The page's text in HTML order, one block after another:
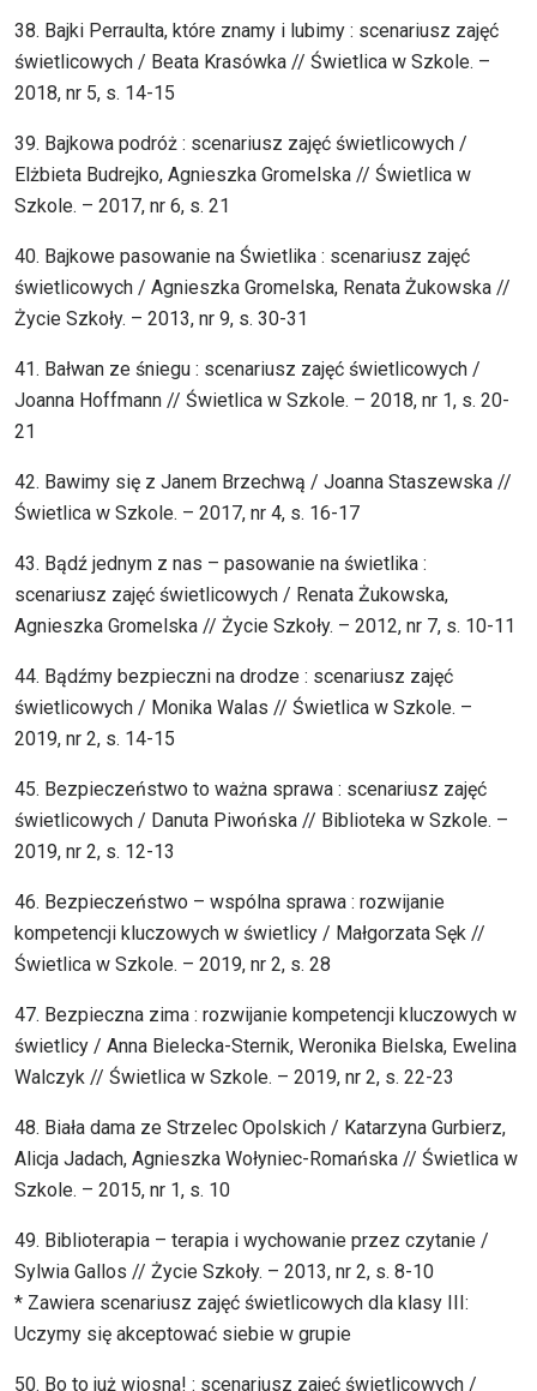
38. Bajki Perraulta, które znamy i lubimy : scenariusz zajęć
świetlicowych / Beata Krasówka // Świetlica w Szkole. –
2018, nr 5, s. 14-15
39. Bajkowa podróż : scenariusz zajęć świetlicowych /
Elżbieta Budrejko, Agnieszka Gromelska // Świetlica w
Szkole. – 2017, nr 6, s. 21
40. Bajkowe pasowanie na Świetlika : scenariusz zajęć
świetlicowych / Agnieszka Gromelska, Renata Żukowska //
Życie Szkoły. – 2013, nr 9, s. 30-31
41. Bałwan ze śniegu : scenariusz zajęć świetlicowych /
Joanna Hoffmann // Świetlica w Szkole. – 2018, nr 1, s. 20-
21
42. Bawimy się z Janem Brzechwą / Joanna Staszewska //
Świetlica w Szkole. – 2017, nr 4, s. 16-17
43. Bądź jednym z nas – pasowanie na świetlika :
scenariusz zajęć świetlicowych / Renata Żukowska,
Agnieszka Gromelska // Życie Szkoły. – 2012, nr 7, s. 10-11
44. Bądźmy bezpieczni na drodze : scenariusz zajęć
świetlicowych / Monika Walas // Świetlica w Szkole. –
2019, nr 2, s. 14-15
45. Bezpieczeństwo to ważna sprawa : scenariusz zajęć
świetlicowych / Danuta Piwońska // Biblioteka w Szkole. –
2019, nr 2, s. 12-13
46. Bezpieczeństwo – wspólna sprawa : rozwijanie
kompetencji kluczowych w świetlicy / Małgorzata Sęk //
Świetlica w Szkole. – 2019, nr 2, s. 28
47. Bezpieczna zima : rozwijanie kompetencji kluczowych w
świetlicy / Anna Bielecka-Sternik, Weronika Bielska, Ewelina
Walczyk // Świetlica w Szkole. – 2019, nr 2, s. 22-23
48. Biała dama ze Strzelec Opolskich / Katarzyna Gurbierz,
Alicja Jadach, Agnieszka Wołyniec-Romańska // Świetlica w
Szkole. – 2015, nr 1, s. 10
49. Biblioterapia – terapia i wychowanie przez czytanie /
Sylwia Gallos // Życie Szkoły. – 2013, nr 2, s. 8-10
* Zawiera scenariusz zajęć świetlicowych dla klasy III:
Uczymy się akceptować siebie w grupie
50. Bo to już wiosna! : scenariusz zajęć świetlicowych /